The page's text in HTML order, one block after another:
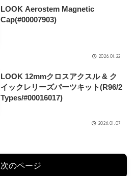
LOOK Aerostem Magnetic
Cap(#00007903)
2026.01.22
LOOK 12mmクロスアクスル & ク
イックレリーズパーツキット(R96/2
Types/#00016017)
2026.01.07
次のページ